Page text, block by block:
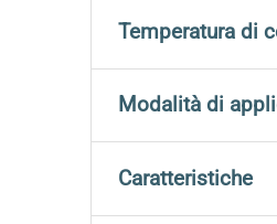
Temperatura di
Per ottenere
Questa gamma di
attentamente il
Modalità di
Adatti per tutti i
Caratteristiche